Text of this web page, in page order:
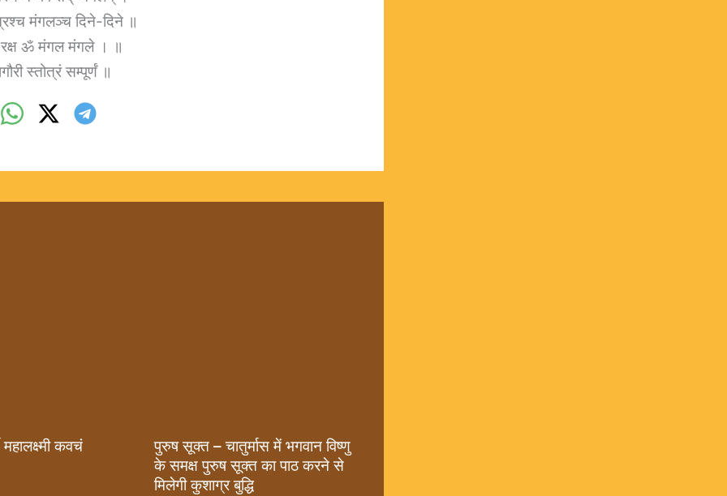
मंगलञ्च दिने-दिने ॥
रक्ष ॐ मंगल मंगले । ॥
स्तोत्रं सम्पूर्णं ॥
महालक्ष्मी कवचं
पुरुष सूक्त – चातुर्मास में भगवान विष्णु
के समक्ष पुरुष सूक्त का पाठ करने से
मिलेगी कुशाग्र बुद्धि